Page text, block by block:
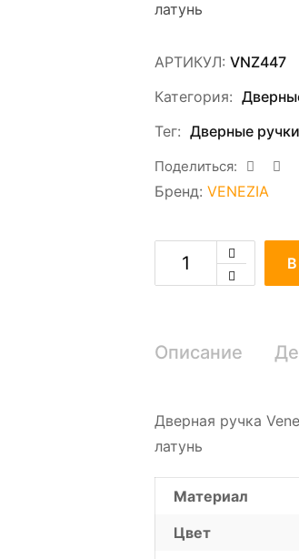
латунь
АРТИКУЛ: VNZ447
Категория:
Тег: Дверные
Поделиться:
Бренд: VENEZIA
Описание
Дверная ручка
латунь
Материал
Цвет